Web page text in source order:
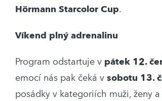
Hörmann Starcolor Cup.
Víkend plný adrenalinu
Program odstartuje v pátek 12.
emocí nás pak čeká vsobotu 13.
posádky v kategoriích muži, ženy